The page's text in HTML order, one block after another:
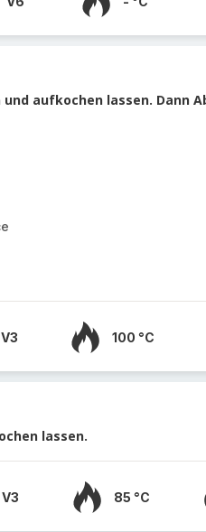
aufkochen lassen. Dann
V3 100 °C
lassen.
V3 85 °C